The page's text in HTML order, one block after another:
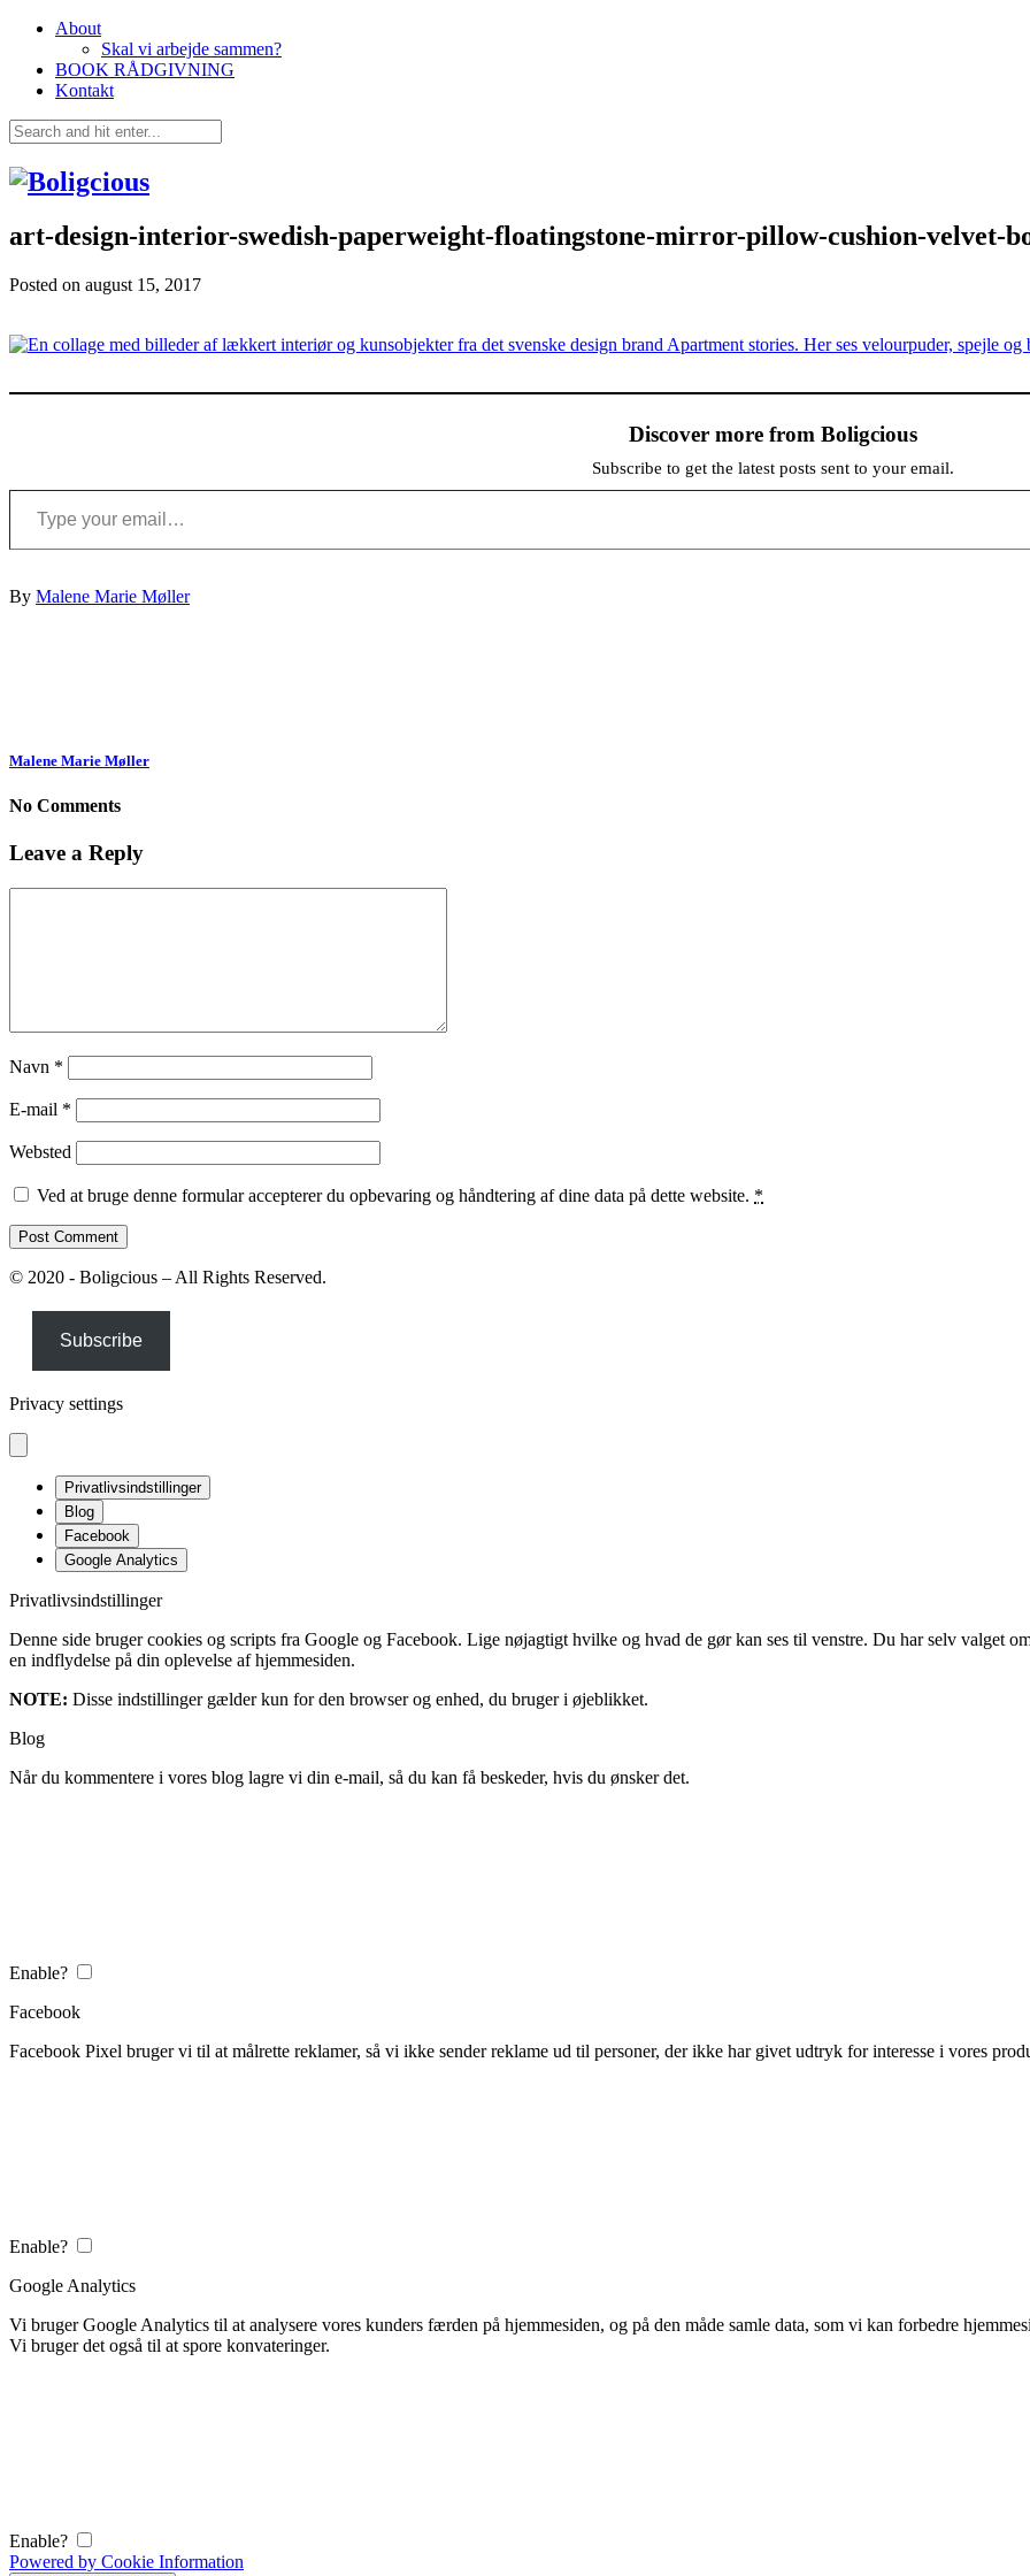
About
Skal vi arbejde sammen?
BOOK RÅDGIVNING
Kontakt
art-design-interior-swedish-paperweight-floatingstone-mirror-pillow-cushion-velvet-
Posted on august 15, 2017
Discover more from Boligcious
Subscribe to get the latest posts sent to your email.
Type your email…
By Malene Marie Møller
Malene Marie Møller
No Comments
Leave a Reply
Navn *
E-mail *
Websted
Ved at bruge denne formular accepterer du opbevaring og håndtering af dine data på dette website. *
© 2020 - Boligcious – All Rights Reserved.
Subscribe
Privacy settings
Privatlivsindstillinger
Blog
Facebook
Google Analytics
Privatlivsindstillinger
Denne side bruger cookies og scripts fra Google og Facebook. Lige nøjagtigt hvilke og hvad de gør kan ses til venstre. Du har selv valget
en indflydelse på din oplevelse af hjemmesiden.
NOTE: Disse indstillinger gælder kun for den browser og enhed, du bruger i øjeblikket.
Blog
Når du kommentere i vores blog lagre vi din e-mail, så du kan få beskeder, hvis du ønsker det.
Enable?
Facebook
Facebook Pixel bruger vi til at målrette reklamer, så vi ikke sender reklame ud til personer, der ikke har givet udtryk for interesse i vores
Enable?
Google Analytics
Vi bruger Google Analytics til at analysere vores kunders færden på hjemmesiden, og på den måde samle data, som vi kan forbedre
Vi bruger det også til at spore konvateringer.
Enable?
Powered by Cookie Information